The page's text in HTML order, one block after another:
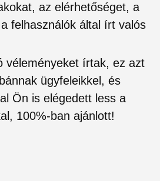
az elérhetőséget, a
felhasználók által írt valós
véleményeket írtak, ez azt
ügyfeleikkel, és
Ön is elégedett less a
100%-ban ajánlott!